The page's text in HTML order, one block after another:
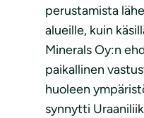
perustamista
alueille, kuin
Minerals Oy:n
paikallinen
huoleen
synnytti